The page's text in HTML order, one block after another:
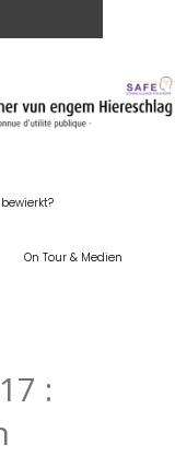
On Tour & Medien
: